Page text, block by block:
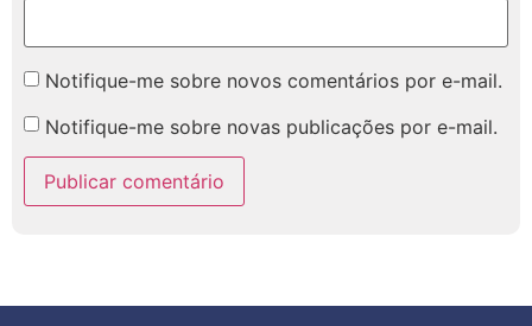
Notifique-me sobre novos comentários por e-mail.
Notifique-me sobre novas publicações por e-mail.